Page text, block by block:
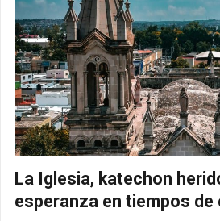
La Iglesia, katechon
esperanza en tiempos de